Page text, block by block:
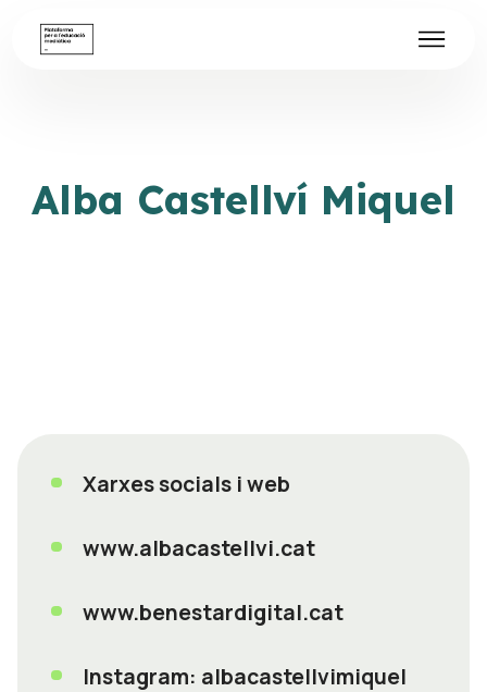
Alba Castellví Miquel
Xarxes socials i web
www.albacastellvi.cat
www.benestardigital.cat
Instagram: albacastellvimiquel